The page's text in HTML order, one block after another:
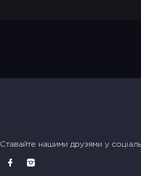
Ставайте нашими друзями у